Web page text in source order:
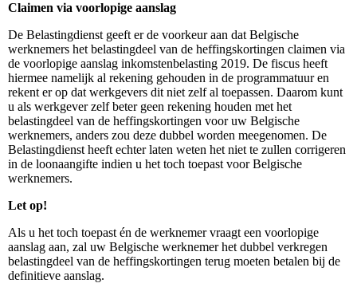
Claimen via voorlopige aanslag
De Belastingdienst geeft er de voorkeur aan dat Belgische
werknemers het belastingdeel van de heffingskortingen claimen via
de voorlopige aanslag inkomstenbelasting 2019. De fiscus heeft
hiermee namelijk al rekening gehouden in de programmatuur en
rekent er op dat werkgevers dit niet zelf al toepassen. Daarom kunt
u als werkgever zelf beter geen rekening houden met het
belastingdeel van de heffingskortingen voor uw Belgische
werknemers, anders zou deze dubbel worden meegenomen. De
Belastingdienst heeft echter laten weten het niet te zullen corrigeren
in de loonaangifte indien u het toch toepast voor Belgische
werknemers.
Let op!
Als u het toch toepast én de werknemer vraagt een voorlopige
aanslag aan, zal uw Belgische werknemer het dubbel verkregen
belastingdeel van de heffingskortingen terug moeten betalen bij de
definitieve aanslag.